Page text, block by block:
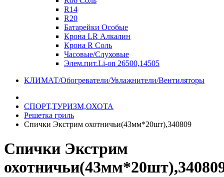
R14
R20
Батарейки Особые
Крона LR Алкалин
Крона R Соль
Часовые/Слуховые
Элем.пит.Li-on 26500,14505
КЛИМАТ/Обогреватели/Увлажнители/Вентиляторы
СПОРТ,ТУРИЗМ,ОХОТА
Решетка гриль
Спички Экстрим охотничьи(43мм*20шт),340809
Спички Экстрим